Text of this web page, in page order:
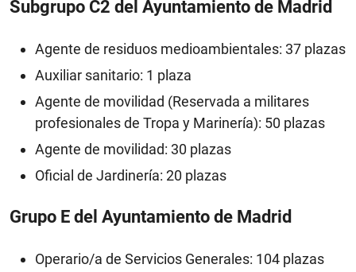
Subgrupo C2 del Ayuntamiento de Madrid
Agente de residuos medioambientales: 37 plazas
Auxiliar sanitario: 1 plaza
Agente de movilidad (Reservada a militares
profesionales de Tropa y Marinería): 50 plazas
Agente de movilidad: 30 plazas
Oficial de Jardinería: 20 plazas
Grupo E del Ayuntamiento de Madrid
Operario/a de Servicios Generales: 104 plazas